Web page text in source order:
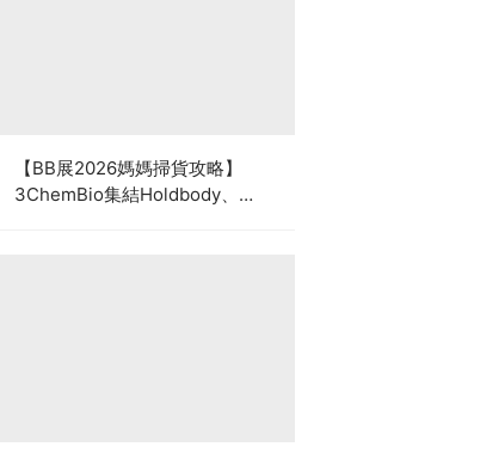
【BB展2026媽媽掃貨攻略】
3ChemBio集結Holdbody、